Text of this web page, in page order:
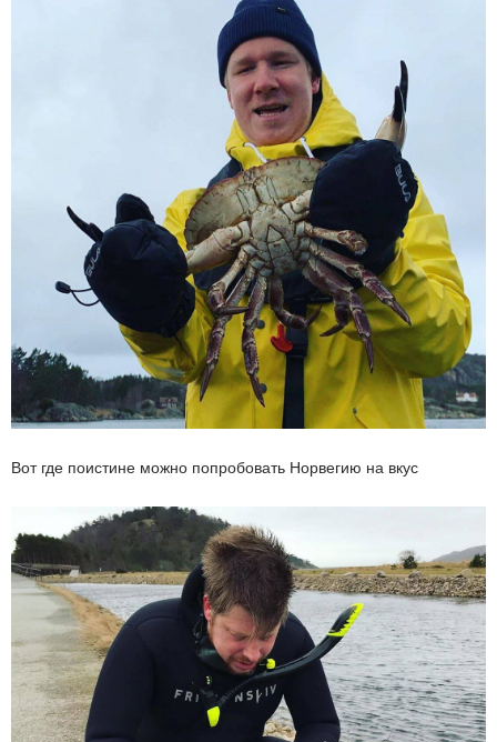
Вот где поистине можно попробовать Норвегию на вкус